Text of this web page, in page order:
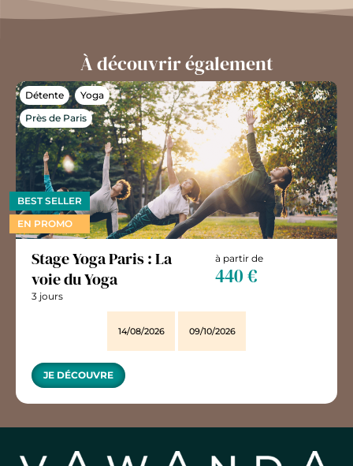
À découvrir également
Détente
Yoga
Près de Paris
BEST SELLER
EN PROMO
Stage Yoga Paris : La
voie du Yoga
3 jours
à partir de
440 €
14/08/2026 09/10/2026
JE DÉCOUVRE